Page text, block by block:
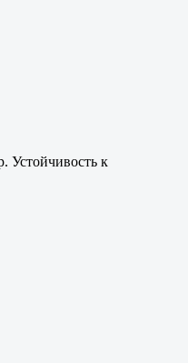
Устойчивость к